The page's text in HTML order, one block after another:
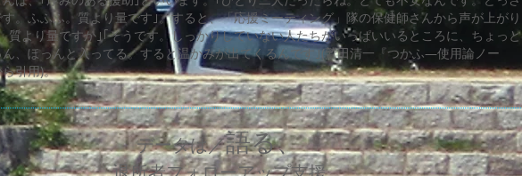
。ふふふ。質より量です｣。すると、「応援ミーティング」隊の保健師さんから声が上がり
質より量ですか｣｢そうです。しっかりしていない人たちがいっぱいいるところに、ちょっと
ん、ぽっんと入ってる。すると温かみが出てくるんです｣(鷲田清一『つかふ―使用論ノー
引用)。
データは／語る、